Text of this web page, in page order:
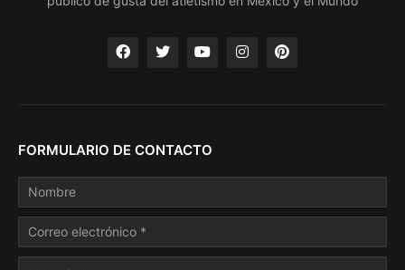
FORMULARIO DE CONTACTO